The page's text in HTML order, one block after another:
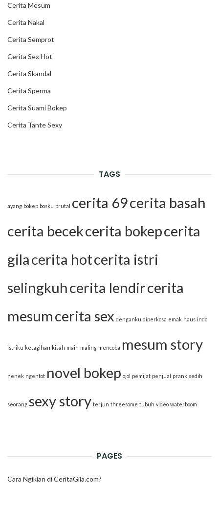
Cerita Mesum
Cerita Nakal
Cerita Semprot
Cerita Sex Hot
Cerita Skandal
Cerita Sperma
Cerita Suami Bokep
Cerita Tante Sexy
TAGS
ayang bokep bosku brutal cerita 69cerita basah
cerita becekcerita bokepcerita
gilacerita hotcerita istri
selingkuhcerita lendircerita
mesumcerita sex denganku diperkosa emak haus indo
istriku ketagihan kisah main maling mencoba mesum story
nenek ngentot novel bokep ojol pemijat penjual prank sedih
seorang sexy story terjun threesome tubuh video waterboom
PAGES
Cara Ngiklan di CeritaGila.com?